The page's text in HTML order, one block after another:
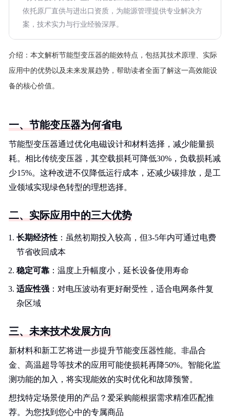
依托原厂直供与进出口资质，为能源管理提供专业解决方
案，技术实力与行业经验深厚。
介绍： 本文解析节能型变压器的能效特点，包括其技术原理、实际
应用中的优势以及未来发展趋势，帮助读者全面了解这一高效能设
备的核心价值。
一、节能变压器为何省电
节能型变压器通过优化电磁设计和材料选择，减少能量损
耗。相比传统变压器，其空载损耗可降低30%，负载损耗减
少15%。这种改进不仅降低运行成本，还减少碳排放，是工
业领域实现绿色转型的理想选择。
二、实际应用中的三大优势
长期经济性 ：虽然初期投入较高，但3-5年内可通过电费
节省收回成本
稳定可靠 ：温度上升幅度小，延长设备使用寿命
适应性强 ：对电压波动有更好耐受性，适合电网条件复
杂区域
三、未来技术发展方向
新材料和新工艺将进一步提升节能变压器性能。非晶合
金、高温超导等技术的应用可能使损耗再降50%。智能化监
测功能的加入，将实现能效的实时优化和故障预警。
想找特定场景使用的产品？爱采购能根据需求精准匹配推
荐。为您找到您心中的专属商品